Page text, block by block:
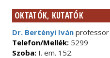
OKTATÓK, KUTATÓK
Dr. Bertényi Iván
Telefon/Mellék: 5299
Szoba: I. em. 152.